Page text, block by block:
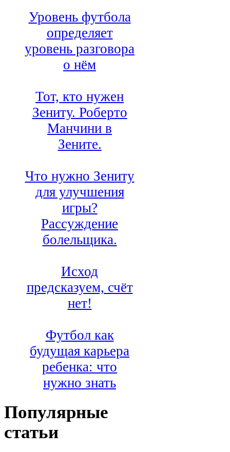
Уровень футбола
определяет
уровень разговора
о нём
Тот, кто нужен
Зениту. Роберто
Манчини в
Зените.
Что нужно Зениту
для улучшения
игры?
Рассуждение
болельщика.
Исход
предсказуем, счёт
нет!
Футбол как
будущая карьера
ребенка: что
нужно знать
Популярные
статьи